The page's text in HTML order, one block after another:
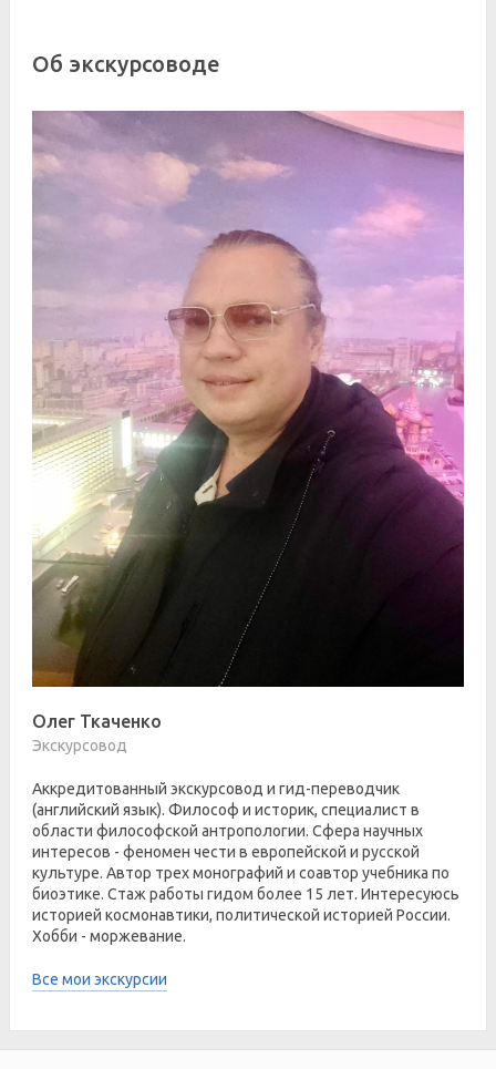
Об экскурсоводе
Олег Ткаченко
Экскурсовод
Аккредитованный экскурсовод и гид-переводчик
(английский язык). Философ и историк, специалист в
области философской антропологии. Сфера научных
интересов - феномен чести в европейской и русской
культуре. Автор трех монографий и соавтор учебника по
биоэтике. Стаж работы гидом более 15 лет. Интересуюсь
историей космонавтики, политической историей России.
Хобби - моржевание.
Все мои экскурсии